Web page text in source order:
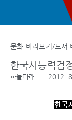
문화 바라보기/도서
한국사능력검
하늘다래 2012.
한국